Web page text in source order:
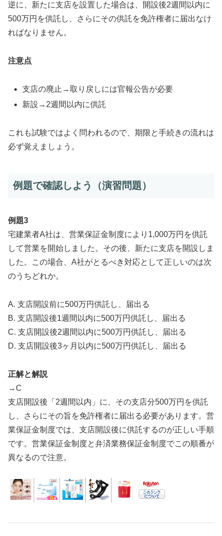
逆に、新たに支店を設置した場合は、開設後2週間以内に
500万円を供託し、さらにその供託を免許権者に届出なけ
ればなりません。
注意点
支店の廃止→取り戻しには官報公告が必要
新設→2週間以内に供託
これも試験ではよく問われるので、期限と手続きの流れは
必ず覚えましょう。
例題で確認しよう（演習問題）
例題3
宅建業者A社は、営業保証金制度により1,000万円を供託
して営業を開始しました。その後、新たに支店を開設しま
した。この場合、A社がとるべき対応として正しいのは次
のうちどれか。
A. 支店開設前に500万円供託し、届出る
B. 支店開設後1週間以内に500万円供託し、届出る
C. 支店開設後2週間以内に500万円供託し、届出る
D. 支店開設後3ヶ月以内に500万円供託し、届出る
正解と解説
→C
支店開設後「2週間以内」に、その支店分500万円を供託
し、さらにその旨を免許権者に届出る必要があります。営
業保証金制度では、支店開設後に供託するのが正しい手順
です。営業保証金制度と弁済業務保証金制度でこの順番が
異なるので注意。